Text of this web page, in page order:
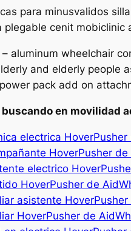
para minusvalidos
plegable cenit
aluminum wheelchair
and elderly people
pack add on
en movilidad
electrica
HoverPusher
electrico
HoverPusher de
asistente
HoverPusher de